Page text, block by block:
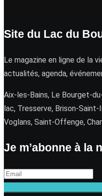
Site du Lac du
Le magazine en ligne de la
actualités, agenda,
Aix-les-Bains, Le Bourget-
lac, Tresserve, Brison-
Voglans, Saint-Offenge,
Je m’abonne à la